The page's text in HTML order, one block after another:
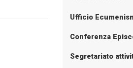
Ufficio
Conferenza
Segretariato